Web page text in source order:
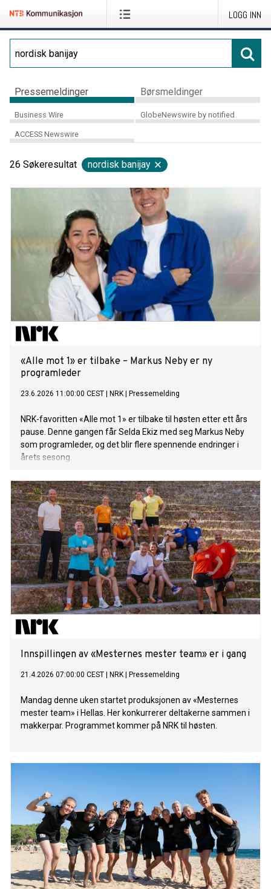
LOGG INN
Pressemeldinger Børsmeldinger
Business Wire GlobeNewswire by notified
ACCESS Newswire
26 Søkeresultat nordisk banijay
«Alle mot 1» er tilbake – Markus Neby er ny
programleder
23.6.2026 11:00:00 CEST NRK Pressemelding
NRK-favoritten «Alle mot 1» er tilbake til høsten etter ett års
pause. Denne gangen får Selda Ekiz med seg Markus Neby
som programleder, og det blir flere spennende endringer i
årets sesong.
Innspillingen av «Mesternes mester team» er i gang
21.4.2026 07:00:00 CEST NRK Pressemelding
Mandag denne uken startet produksjonen av «Mesternes
mester team» i Hellas. Her konkurrerer deltakerne sammen i
makkerpar. Programmet kommer på NRK til høsten.